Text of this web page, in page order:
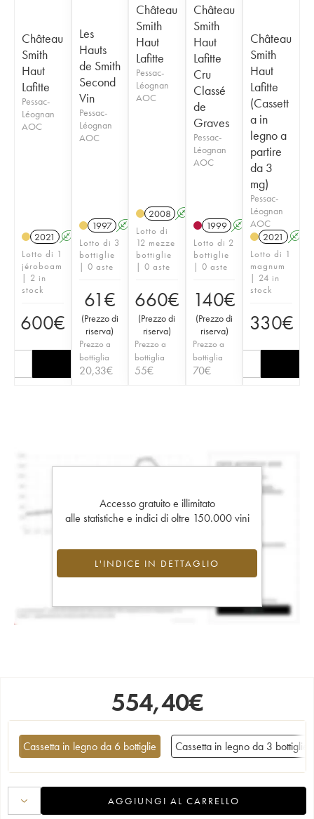
Château
Smith
Haut
Lafitte
Pessac-
Léognan
AOC
2021 A T
Lotto di 1
jéroboam
| 2 in
stock
600€
Les
Hauts
de Smith
Second
Vin
Pessac-
Léognan
AOC
1997 A
Lotto di 3
bottiglie
| 0 aste
61€
(Prezzo di
riserva)
Prezzo a
bottiglia
20,33€
Château
Smith
Haut
Lafitte
Pessac-
Léognan
AOC
2008 A
Lotto di
12 mezze
bottiglie
| 0 aste
660€
(Prezzo di
riserva)
Prezzo a
bottiglia
55€
Château
Smith
Haut
Lafitte
Cru
Classé
de
Graves
Pessac-
Léognan
AOC
1999 A
Lotto di 2
bottiglie
| 0 aste
140€
(Prezzo di
riserva)
Prezzo a
bottiglia
70€
Château
Smith
Haut
Lafitte
(Cassett
a in
legno a
partire
da 3
mg)
Pessac-
Léognan
AOC
2021
A
Lotto di 1
magnum
| 24 in
stock
330€
Accesso gratuito e illimitato
alle statistiche e indici di oltre 150.000 vini
L'INDICE IN DETTAGLIO
554,40€
Cassetta in legno da 6 bottiglie Cassetta in legno da 3 bottiglie
AGGIUNGI AL CARRELLO